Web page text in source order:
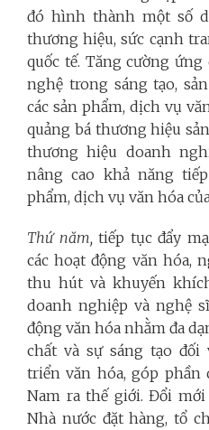
đó hình thành một số
thương hiệu, sức cạnh
quốc tế. Tăng cường
nghệ trong sáng tạo,
các sản phẩm, dịch vụ
quảng bá thương hiệu
thương hiệu doanh
nâng cao khả năng
phẩm, dịch vụ văn hóa
Thứ năm,tiếp tục đẩy
các hoạt động văn hóa,
thu hút và khuyến
doanh nghiệp và nghệ
động văn hóa nhằm đa
chất và sự sáng tạo đối
triển văn hóa, góp phần
Nam ra thế giới. Đổi mới
Nhà nước đặt hàng, tổ